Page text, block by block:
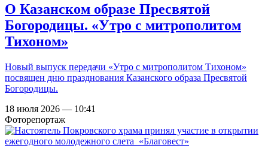
О Казанском образе Пресвятой
Богородицы. «Утро с митрополитом
Тихоном»
Новый выпуск передачи «Утро с митрополитом Тихоном»
посвящен дню празднования Казанского образа Пресвятой
Богородицы.
18 июля 2026 — 10:41
Фоторепортаж